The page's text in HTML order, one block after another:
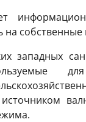
на собственные
западных